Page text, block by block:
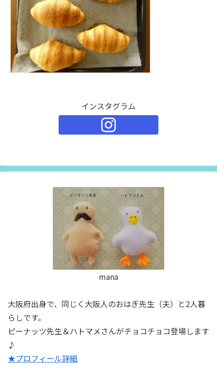
インスタグラム
mana
大阪府出身で、同じく大阪人のおはぎ先生（夫）と2人暮
らしです。
ピーナッツ先生＆ハトマメさんがチョコチョコ登場します
♪
★プロフィール詳細